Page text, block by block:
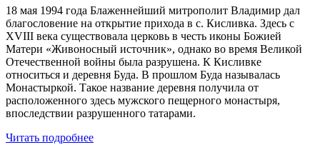
18 мая 1994 года Блаженнейший митрополит Владимир дал
благословение на открытие прихода в с. Кисливка. Здесь с
XVIII века существовала церковь в честь иконы Божией
Матери «Живоносный источник», однако во время Великой
Отечественной войны была разрушена. К Кисливке
относиться и деревня Буда. В прошлом Буда называлась
Монастыркой. Такое название деревня получила от
расположенного здесь мужского пещерного монастыря,
впоследствии разрушенного татарами.
Читать подробнее